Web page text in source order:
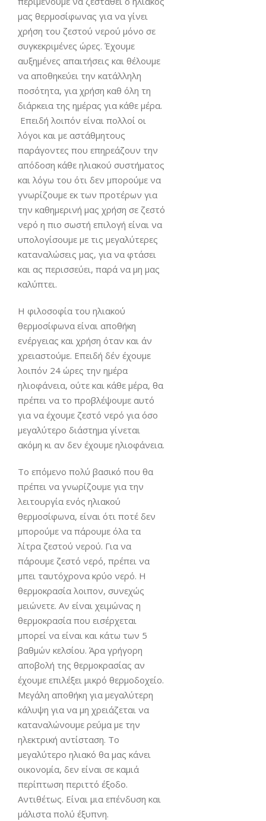
μας θερμοσίφωνας για να γίνει
χρήση του ζεστού νερού μόνο σε
συγκεκριμένες ώρες. Έχουμε
αυξημένες απαιτήσεις και θέλουμε
να αποθηκεύει την κατάλληλη
ποσότητα, για χρήση καθ όλη τη
διάρκεια της ημέρας για κάθε μέρα.
Επειδή λοιπόν είναι πολλοί οι
λόγοι και με αστάθμητους
παράγοντες που επηρεάζουν την
απόδοση κάθε ηλιακού συστήματος
και λόγω του ότι δεν μπορούμε να
γνωρίζουμε εκ των προτέρων για
την καθημερινή μας χρήση σε ζεστό
νερό η πιο σωστή επιλογή είναι να
υπολογίσουμε με τις μεγαλύτερες
καταναλώσεις μας, για να φτάσει
και ας περισσεύει, παρά να μη μας
καλύπτει.
Η φιλοσοφία του ηλιακού
θερμοσίφωνα είναι αποθήκη
ενέργειας και χρήση όταν και άν
χρειαστούμε. Επειδή δέν έχουμε
λοιπόν 24 ώρες την ημέρα
ηλιοφάνεια, ούτε και κάθε μέρα, θα
πρέπει να το προβλέψουμε αυτό
για να έχουμε ζεστό νερό για όσο
μεγαλύτερο διάστημα γίνεται
ακόμη κι αν δεν έχουμε ηλιοφάνεια.
Το επόμενο πολύ βασικό που θα
πρέπει να γνωρίζουμε για την
λειτουργία ενός ηλιακού
θερμοσίφωνα, είναι ότι ποτέ δεν
μπορούμε να πάρουμε όλα τα
λίτρα ζεστού νερού. Για να
πάρουμε ζεστό νερό, πρέπει να
μπει ταυτόχρονα κρύο νερό. Η
θερμοκρασία λοιπον, συνεχώς
μειώνετε. Αν είναι χειμώνας η
θερμοκρασία που εισέρχεται
μπορεί να είναι και κάτω των 5
βαθμών κελσίου. Άρα γρήγορη
αποβολή της θερμοκρασίας αν
έχουμε επιλέξει μικρό θερμοδοχείο.
Μεγάλη αποθήκη για μεγαλύτερη
κάλυψη για να μη χρειάζεται να
καταναλώνουμε ρεύμα με την
ηλεκτρική αντίσταση. Το
μεγαλύτερο ηλιακό θα μας κάνει
οικονομία, δεν είναι σε καμιά
περίπτωση περιττό έξοδο.
Αντιθέτως. Είναι μια επένδυση και
μάλιστα πολύ έξυπνη.